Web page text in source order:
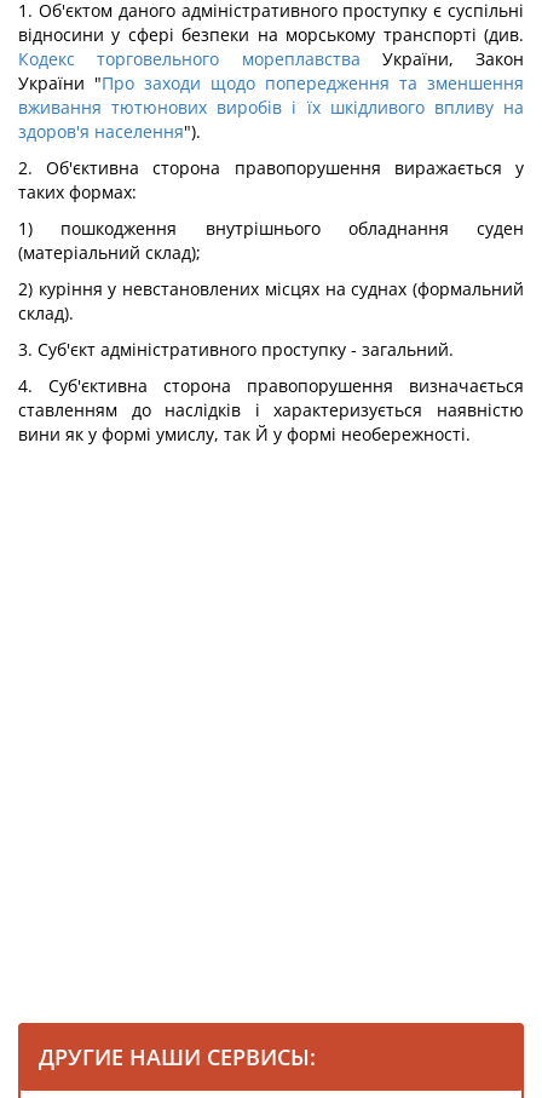
1. Об'єктом даного адміністративного проступку є суспільні
відносини у сфері безпеки на морському транспорті (див.
Кодекс торговельного мореплавства України, Закон
України "Про заходи щодо попередження та зменшення
вживання тютюнових виробів і їх шкідливого впливу на
здоров'я населення").
2. Об'єктивна сторона правопорушення виражається у
таких формах:
1) пошкодження внутрішнього обладнання суден
(матеріальний склад);
2) куріння у невстановлених місцях на суднах (формальний
склад).
3. Суб'єкт адміністративного проступку - загальний.
4. Суб'єктивна сторона правопорушення визначається
ставленням до наслідків і характеризується наявністю
вини як у формі умислу, так Й у формі необережності.
ДРУГИЕ НАШИ СЕРВИСЫ: